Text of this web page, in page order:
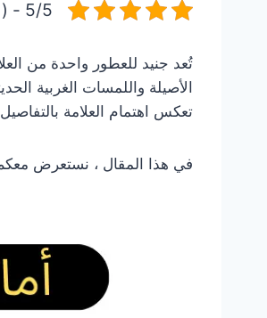
5/5 - (1 صوت واحد)
تُعد جنيد للعطور واحدة من
الأصيلة واللمسات الغربية
تعكس اهتمام العلامة
في هذا المقال ، نستعرض